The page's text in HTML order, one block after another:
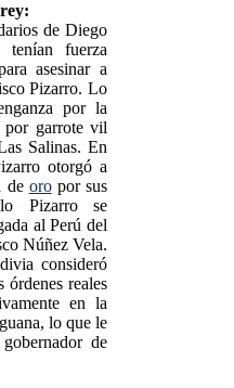
de Diego
fuerza
asesinar a
Pizarro. Lo
por la
por garrote vil
Salinas. En
otorgó a
de oropor sus
Pizarro se
al Perú del
Núñez Vela.
consideró
órdenes reales
en la
lo que le
de